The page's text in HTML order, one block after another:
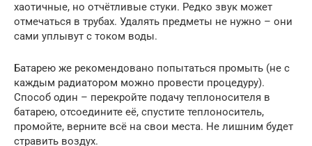
хаотичные, но отчётливые стуки. Редко звук может
отмечаться в трубах. Удалять предметы не нужно – они
сами уплывут с током воды.
Батарею же рекомендовано попытаться промыть (не с
каждым радиатором можно провести процедуру).
Способ один – перекройте подачу теплоносителя в
батарею, отсоедините её, спустите теплоноситель,
промойте, верните всё на свои места. Не лишним будет
стравить воздух.